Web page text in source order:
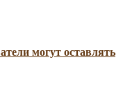
могут оставлять